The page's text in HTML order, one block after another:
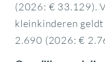
(2026: € 33.129).
kleinkinderen
2.690 (2026: €